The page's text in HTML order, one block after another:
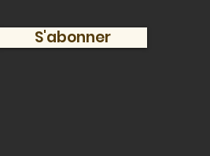
S'abonner